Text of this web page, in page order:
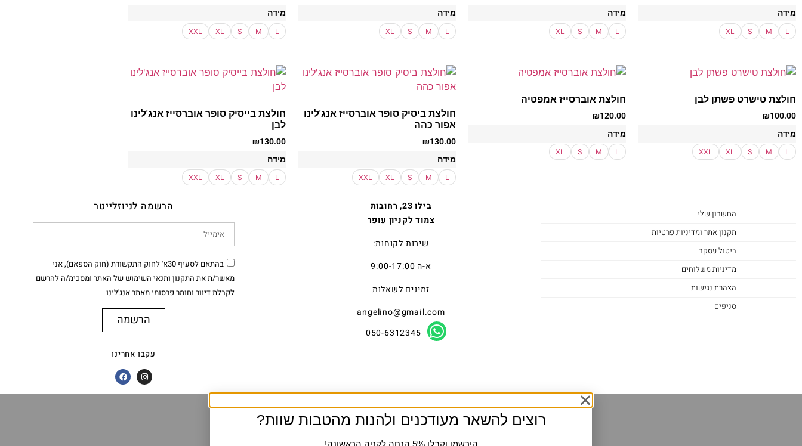
מידה
L
M
S
XL
מידה
L
M
S
XL
מידה
L
M
S
XL
מידה
L
M
S
XL
XXL
חולצת טישרט פשתן לבן
₪100.00
מידה
L
M
S
XL
XXL
חולצת אוברסייז אמפטיה
₪120.00
מידה
L
M
S
XL
חולצת ביסיק סופר אוברסייז אנג'לינו
אפור כהה
₪130.00
מידה
L
M
S
XL
XXL
חולצת בייסיק סופר אוברסייז אנג'לינו
לבן
₪130.00
מידה
L
M
S
XL
XXL
החשבון שלי
תקנון אתר ומדיניות פרטיות
ביטול עסקה
מדיניות משלוחים
הצהרת נגישות
סניפים
בילו 23, רחובות
צמוד לקניון עופר
שירות לקוחות:
א-ה 9:00-17:00
זמינים לשאלות
angelino@gmail.com
050-6312345
הרשמה לניוזלייטר
בהתאם לסעיף 30א' לחוק התקשורת (חוק הספאם), אני
מאשר/ת את התקנון ותנאי השימוש של האתר ומסכימ/ה להרשם
לקבלת דיוור וחומר פרסומי מאתר אנג'לינו
הרשמה
עקבו אחרינו
רוצים להשאר מעודכנים ולהנות מהטבות שוות?